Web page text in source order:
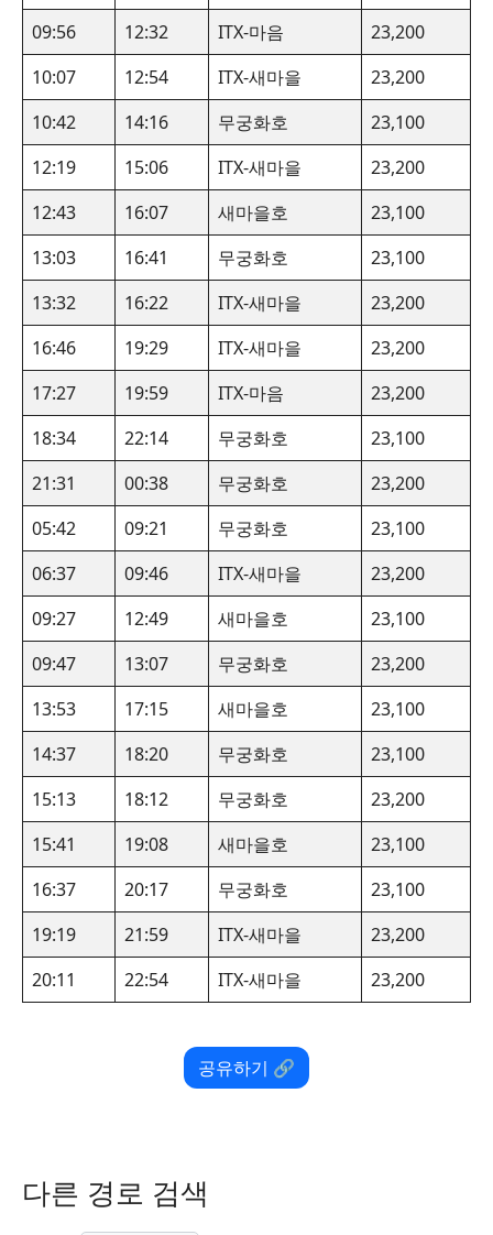
09:56
12:32 ITX-마음
23,200
10:07
12:54 ITX-새마을
23,200
10:42
14:16 무궁화호
23,100
12:19
15:06 ITX-새마을
23,200
12:43
16:07 새마을호
23,100
13:03
16:41 무궁화호
23,100
13:32
16:22 ITX-새마을
23,200
16:46
19:29 ITX-새마을
23,200
17:27
19:59 ITX-마음
23,200
18:34
22:14 무궁화호
23,100
21:31
00:38 무궁화호
23,200
05:42
09:21 무궁화호
23,100
06:37
09:46 ITX-새마을
23,200
09:27
12:49 새마을호
23,100
09:47
13:07 무궁화호
23,200
13:53
17:15 새마을호
23,100
14:37
18:20 무궁화호
23,100
15:13
18:12 무궁화호
23,200
15:41
19:08 새마을호
23,100
16:37
20:17 무궁화호
23,100
19:19
21:59 ITX-새마을
23,200
20:11
22:54 ITX-새마을 23,200
공유하기 🔗
다른 경로 검색